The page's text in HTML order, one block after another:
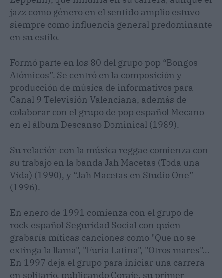
jazz como género en el sentido amplio estuvo
siempre como influencia general predominante
en su estilo.
Formó parte en los 80 del grupo pop “Bongos
Atómicos”. Se centró en la composición y
producción de música de informativos para
Canal 9 Televisión Valenciana, además de
colaborar con el grupo de pop español Mecano
en el álbum Descanso Dominical (1989).
Su relación con la música reggae comienza con
su trabajo en la banda Jah Macetas (Toda una
Vida) (1990), y “Jah Macetas en Studio One”
(1996).
En enero de 1991 comienza con el grupo de
rock español Seguridad Social con quien
grabaría míticas canciones como "Que no se
extinga la llama", "Furia Latina", "Otros mares"…
En 1997 deja el grupo para iniciar una carrera
en solitario, publicando Coraje, su primer